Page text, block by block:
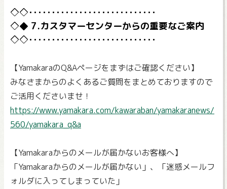
7.カスタマーセンターからの重要なご案内
【YamakaraのQ&Aページをまずはご確認ください】
みなさまからのよくあるご質問をまとめておりますので
ご活用くださいませ！
https://www.yamakara.com/kawaraban/yamakaranews/
560/yamakara_q&a
【Yamakaraからのメールが届かないお客様へ】
「Yamakaraからのメールが届かない」、「迷惑メールフ
ォルダに入ってしまっていた」